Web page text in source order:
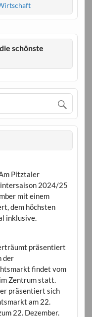
schönste
Pitztaler
2024/25
mit einem
dem höchsten
inklusive.
präsentiert
der
findet vom
Zentrum statt.
präsentiert sich
am 22.
22. Dezember.